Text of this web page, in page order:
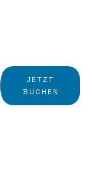
JETZT
BUCHEN